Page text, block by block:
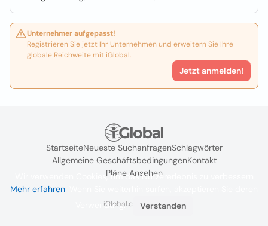
Unternehmer aufgepasst!
Registrieren Sie jetzt Ihr Unternehmen und erweitern Sie Ihre
globale Reichweite mit iGlobal.
Jetzt anmelden!
StartseiteNeueste SuchanfragenSchlagwörter
Allgemeine GeschäftsbedingungenKontakt
Pläne Ansehen
iGlobal.co @ 2024
Wir verwenden Cookies, um das Nutzererlebnis zu verbessern
Mehr erfahren
Verwendung.
Verstanden